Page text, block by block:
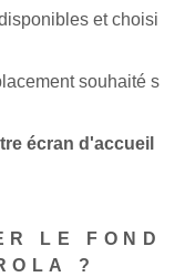
et choisi
souhaité s
écran d'accueil
LE FOND
?